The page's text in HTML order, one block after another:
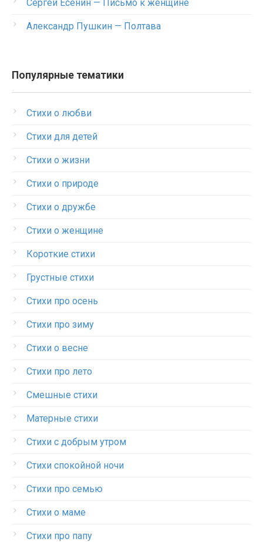
Сергей Есенин — Письмо к женщине
Александр Пушкин — Полтава
Популярные тематики
Стихи о любви
Стихи для детей
Стихи о жизни
Стихи о природе
Стихи о дружбе
Стихи о женщине
Короткие стихи
Грустные стихи
Стихи про осень
Стихи про зиму
Стихи о весне
Стихи про лето
Смешные стихи
Матерные стихи
Стихи с добрым утром
Стихи спокойной ночи
Стихи про семью
Стихи о маме
Стихи про папу